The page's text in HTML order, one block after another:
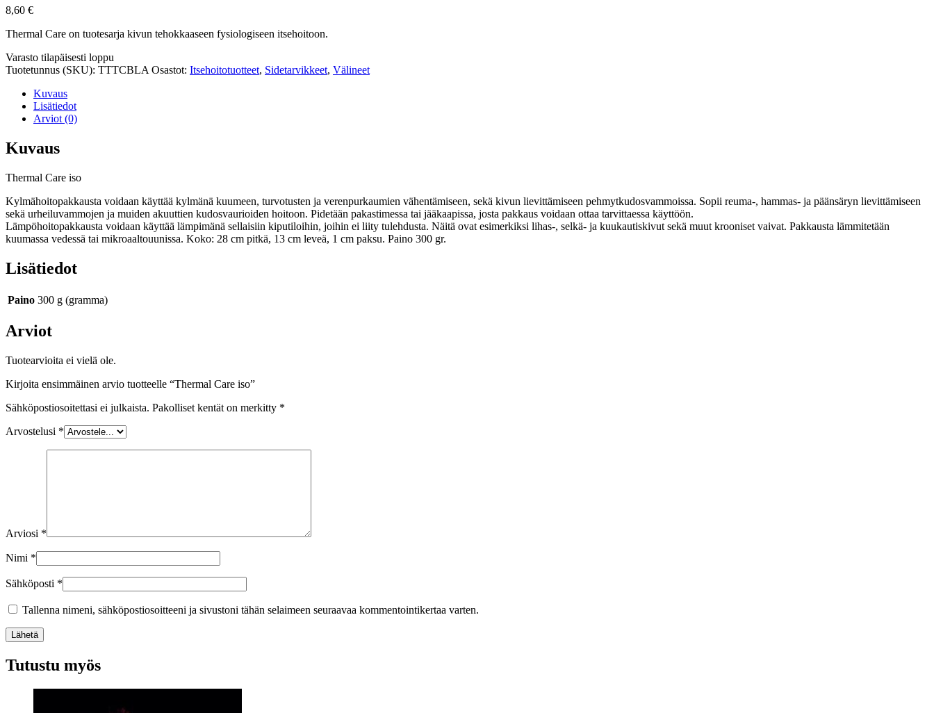
8,60 €
Thermal Care on tuotesarja kivun tehokkaaseen fysiologiseen itsehoitoon.
Varastosaldo
Varasto tilapäisesti loppu
Tuotetunnus (SKU): TTTCBLA Osastot: Itsehoitotuotteet, Sidetarvikkeet, Välineet
Kuvaus
Lisätiedot
Arviot (0)
Kuvaus
Thermal Care iso
Kylmähoitopakkausta voidaan käyttää kylmänä kuumeen, turvotusten ja verenpurkaumien vähentämiseen, sekä kivun lievittämiseen pehmytkudosvammoissa. Sopii reuma-, hammas- ja päänsäryn lievittämiseen
sekä urheiluvammojen ja muiden akuuttien kudosvaurioiden hoitoon. Pidetään pakastimessa tai jääkaapissa, josta pakkaus voidaan ottaa tarvittaessa käyttöön.
Lämpöhoitopakkausta voidaan käyttää lämpimänä sellaisiin kiputiloihin, joihin ei liity tulehdusta. Näitä ovat esimerkiksi lihas-, selkä- ja kuukautiskivut sekä muut krooniset vaivat. Pakkausta lämmitetään
kuumassa vedessä tai mikroaaltouunissa. Koko: 28 cm pitkä, 13 cm leveä, 1 cm paksu. Paino 300 gr.
Lisätiedot
Paino 300 g (gramma)
Arviot
Tuotearvioita ei vielä ole.
Kirjoita ensimmäinen arvio tuotteelle “Thermal Care iso”
Sähköpostiosoitettasi ei julkaista. Pakolliset kentät on merkitty *
Arvostelusi *
Arviosi *
Nimi *
Sähköposti *
Tallenna nimeni, sähköpostiosoitteeni ja sivustoni tähän selaimeen seuraavaa kommentointikertaa varten.
Lähetä
Tutustu myös